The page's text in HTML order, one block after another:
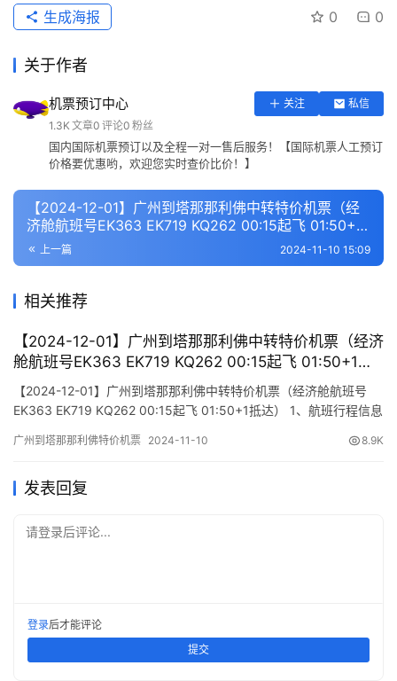
0 0
生成海报
关于作者
机票预订中心 关注
私信
1.3K 文章0 评论0 粉丝
国内国际机票预订以及全程一对一售后服务！【国际机票人工预订
价格要优惠哟，欢迎您实时查价比价！】
【2024-12-01】广州到塔那那利佛中转特价机票（经
济舱航班号EK363 EK719 KQ262 00:15起飞 01:50+1
抵达）
上一篇 2024-11-10 15:09
相关推荐
【2024-12-01】广州到塔那那利佛中转特价机票（经济
舱航班号EK363 EK719 KQ262 00:15起飞 01:50+1抵
达）
【2024-12-01】广州到塔那那利佛中转特价机票（经济舱航班号
EK363 EK719 KQ262 00:15起飞 01:50+1抵达） 1、航班行程信息
(Departure/Arrival) (Flight) (class) (Departure Time) (Arrival T…
广州到塔那那利佛特价机票 2024-11-10 8.9K
发表回复
请登录后评论...
登录后才能评论
提交